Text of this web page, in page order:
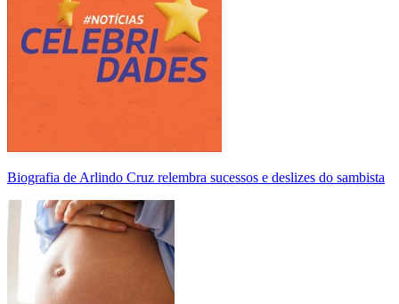
Biografia de Arlindo Cruz relembra sucessos e deslizes do sambista